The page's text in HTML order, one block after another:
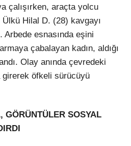
çalışırken, araçta yolcu
Hilal D. (28) kavgayı
esnasında eşini
çabalayan kadın, aldığı
Olay anında çevredeki
öfkeli sürücüyü
GÖRÜNTÜLER SOSYAL